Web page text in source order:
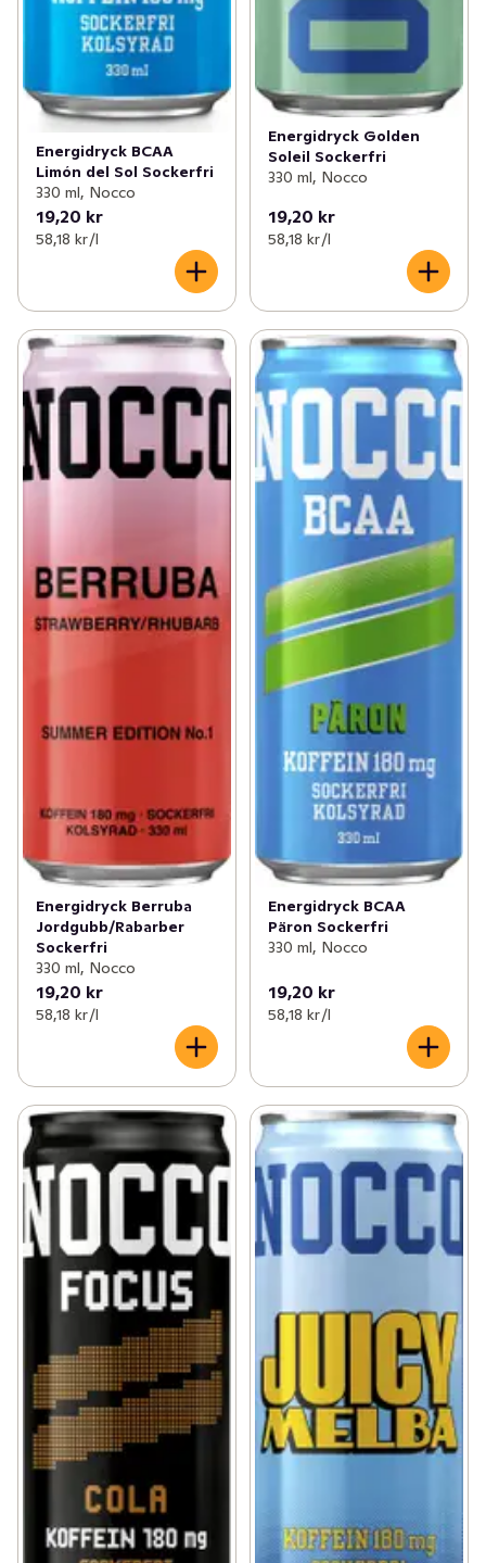
Energidryck BCAA
Limón del Sol Sockerfri
330 ml, Nocco
19,20 kr
58,18 kr /l
Energidryck Golden
Soleil Sockerfri
330 ml, Nocco
19,20 kr
58,18 kr /l
Energidryck Berruba
Jordgubb/Rabarber
Sockerfri
330 ml, Nocco
19,20 kr
58,18 kr /l
Energidryck BCAA
Päron Sockerfri
330 ml, Nocco
19,20 kr
58,18 kr /l